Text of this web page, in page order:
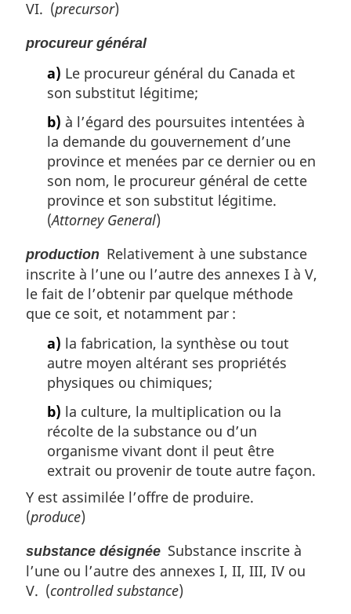
VI. (precursor)
procureur général
a) Le procureur général du Canada et
son substitut légitime;
b) à l’égard des poursuites intentées à
la demande du gouvernement d’une
province et menées par ce dernier ou en
son nom, le procureur général de cette
province et son substitut légitime.
(Attorney General)
production Relativement à une substance
inscrite à l’une ou l’autre des annexes I à V,
le fait de l’obtenir par quelque méthode
que ce soit, et notamment par :
a) la fabrication, la synthèse ou tout
autre moyen altérant ses propriétés
physiques ou chimiques;
b) la culture, la multiplication ou la
récolte de la substance ou d’un
organisme vivant dont il peut être
extrait ou provenir de toute autre façon.
Y est assimilée l’offre de produire.
(produce)
substance désignée Substance inscrite à
l’une ou l’autre des annexes I, II, III, IV ou
V. (controlled substance)